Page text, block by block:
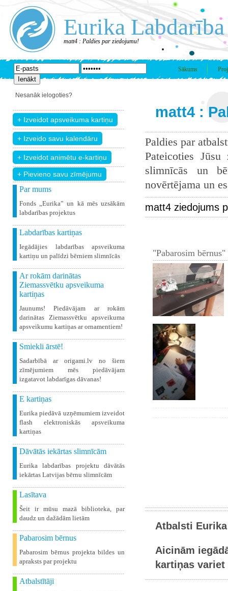
Eurika Labdarība
matt4 : Paldies par ziedojumu!
Sākums
Nesanāk ielogoties?
+ Pievieno savu zīmējumu
Par mums
Fonds „Eurika” un kā mēs uzsākām
labdarības projektus
Labdarības kartiņas
Iegādājies labdarības apsveikuma
kartiņu un palīdzi bērniem slimnīcās
Ar rokām darinātas
Ziemassvētku apsveikuma
kartiņas
Jaunums! Piedāvājam ar rokām
darinātas Ziemassvētku apsveikuma
apsveikumu kartiņas ar ornamentiem!
Smiekli ārstē!
Sadarbībā ar origami.lv no šiem
zīmējumiem mēs piedāvājam
izgatavot labdarīgas dāvanas!
E kartiņas
Eurika piedāvā uzņēmumiem izveidot
flash elektroniskās apsveikuma
kartiņas
Dāvātās iekārtas slimnīcām
Eurika labdarības projektu dāvātās
iekārtas Latvijas bērnu slimnīcām
Lasītava
Šeit ir mūsu mazā biblioteka, par
daudz un dažādām lietām
Pabarosim bērnus
Pabarosim bērnus projekta bildes un
apraksts par projektu
Atbalstītāji
matt4 :
Paldies par
Pateicoties
slimnīcās un
novērtējama un
matt4 ziedojums
"Pabarosim
Atbalsti
Aicinām
kartiņas variet